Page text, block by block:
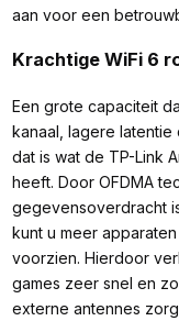
aan voor een
Krachtige WiFi 6
Een grote capaciteit
kanaal, lagere latentie
dat is wat de TP-Link
heeft. Door OFDMA
gegevensoverdracht
kunt u meer
voorzien. Hierdoor
games zeer snel en
externe antennes